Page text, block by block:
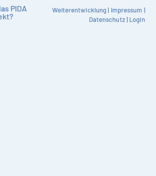
PIDA
Weiterentwicklung| Impressum |
Datenschutz| Login